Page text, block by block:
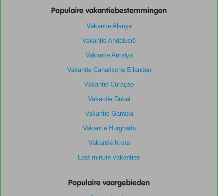
Populaire vakantiebestemmingen
Vakantie Alanya
Vakantie Andalusië
Vakantie Antalya
Vakantie Canarische Eilanden
Vakantie Curaçao
Vakantie Dubai
Vakantie Gambia
Vakantie Hurghada
Vakantie Kreta
Last minute vakanties
Populaire vaargebieden